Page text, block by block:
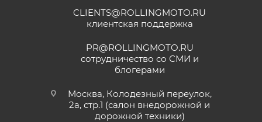
CLIENTS@ROLLINGMOTO.RU
клиентская поддержка
PR@ROLLINGMOTO.RU
сотрудничество со СМИ и
блогерами
Москва, Колодезный переулок,
2а, стр.1 (салон внедорожной и
дорожной техники)